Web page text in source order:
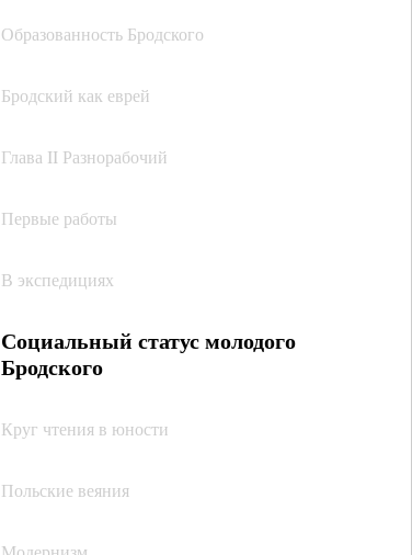
Образованность Бродского
Бродский как еврей
Глава II Разнорабочий
Первые работы
В экспедициях
Социальный статус молодого
Бродского
Круг чтения в юности
Польские веяния